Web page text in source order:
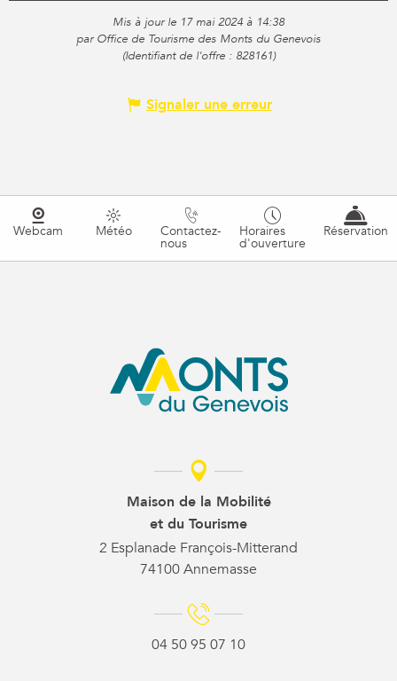
Mis à jour le 17 mai 2024 à 14:38
par Office de Tourisme des Monts du Genevois
(Identifiant de l'offre : 828161)
Signaler une erreur
Webcam Météo Contactez-
nous
Horaires
d'ouverture
Réservation
Maison de la Mobilité
et du Tourisme
2 Esplanade François-Mitterand
74100 Annemasse
04 50 95 07 10